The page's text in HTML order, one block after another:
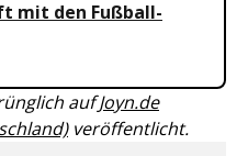
mit den Fußball-
aufJoyn.de
veröffentlicht.